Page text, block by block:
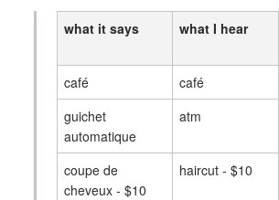
what it says what I hear
café
café
guichet
automatique
atm
coupe de
cheveux - $10
haircut - $10